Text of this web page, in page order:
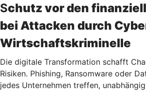
Schutz vor den
bei Attacken durch
Wirtschaftskriminelle
Die digitale Transformation schafft
Risiken. Phishing, Ransomware oder
jedes Unternehmen treffen,